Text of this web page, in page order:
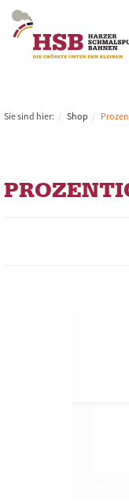
Sie sind hier: Shop